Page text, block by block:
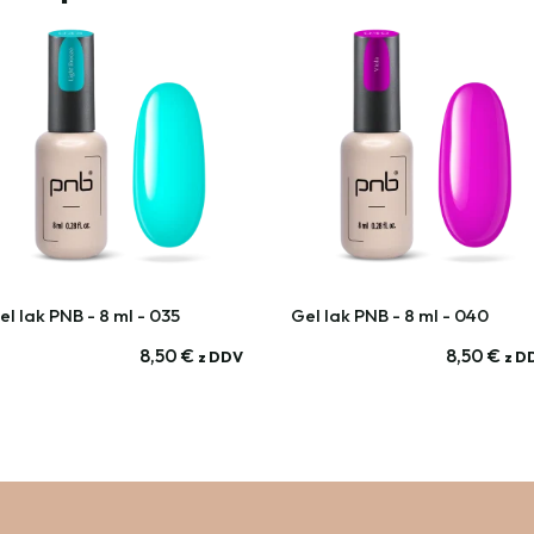
lak PNB - 8 ml - 035
8,50 € z DDV
Gel lak PNB - 8 ml - 040
8,50 € z